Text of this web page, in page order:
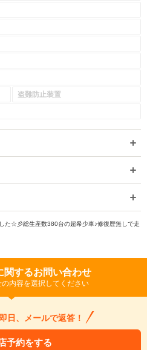
盗難防止装置
た☆彡総生産数380台の超希少車♪修復歴無しで走
関するお問い合わせ
の内容を選択してください
日、メールで返答！
予約をする